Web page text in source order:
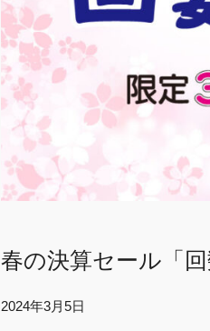
春の決算セール「回
2024年3月5日